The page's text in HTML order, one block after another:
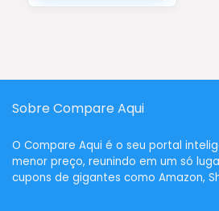
Sobre Compare Aqui
O Compare Aqui é o seu portal
menor preço, reunindo em um só
cupons de gigantes como Amazon,